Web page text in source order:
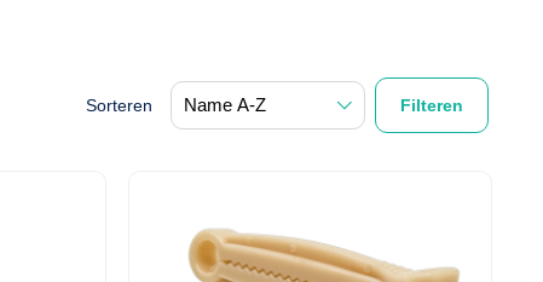
Sorteren Filteren